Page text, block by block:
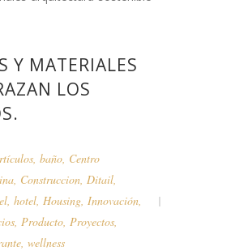
Y MATERIALES
LOS
, baño, Centro
, Construccion, Ditail,
, hotel, Housing, Innovación,
, Producto, Proyectos,
, wellness